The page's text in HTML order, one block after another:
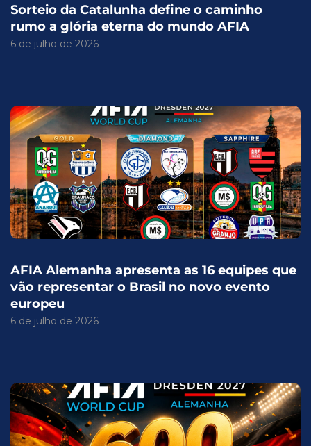
Sorteio da Catalunha define o caminho
rumo a glória eterna do mundo AFIA
6 de julho de 2026
AFIA Alemanha apresenta as 16 equipes que
vão representar o Brasil no novo evento
europeu
6 de julho de 2026